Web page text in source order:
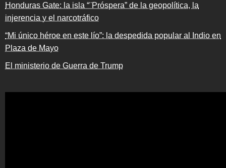
Honduras Gate: la isla “¨Próspera” de la geopolítica, la
injerencia y el narcotráfico
“Mi único héroe en este lío”: la despedida popular al Indio en
Plaza de Mayo
El ministerio de Guerra de Trump